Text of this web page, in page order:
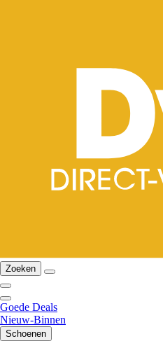
Zoeken
Goede Deals
Nieuw-Binnen
Schoenen